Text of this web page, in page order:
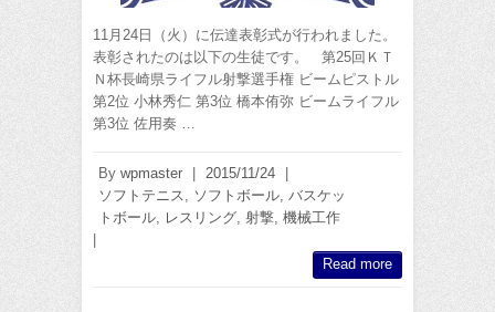
11月24日（火）に伝達表彰式が行われました。
表彰されたのは以下の生徒です。 第25回ＫＴ
Ｎ杯長崎県ライフル射撃選手権 ビームピストル
第2位 小林秀仁 第3位 橋本侑弥 ビームライフル
第3位 佐用奏 …
By wpmaster 2015/11/24
ソフトテニス
ソフトボール バスケッ
トボール
レスリング 射撃 機械工作
Read more